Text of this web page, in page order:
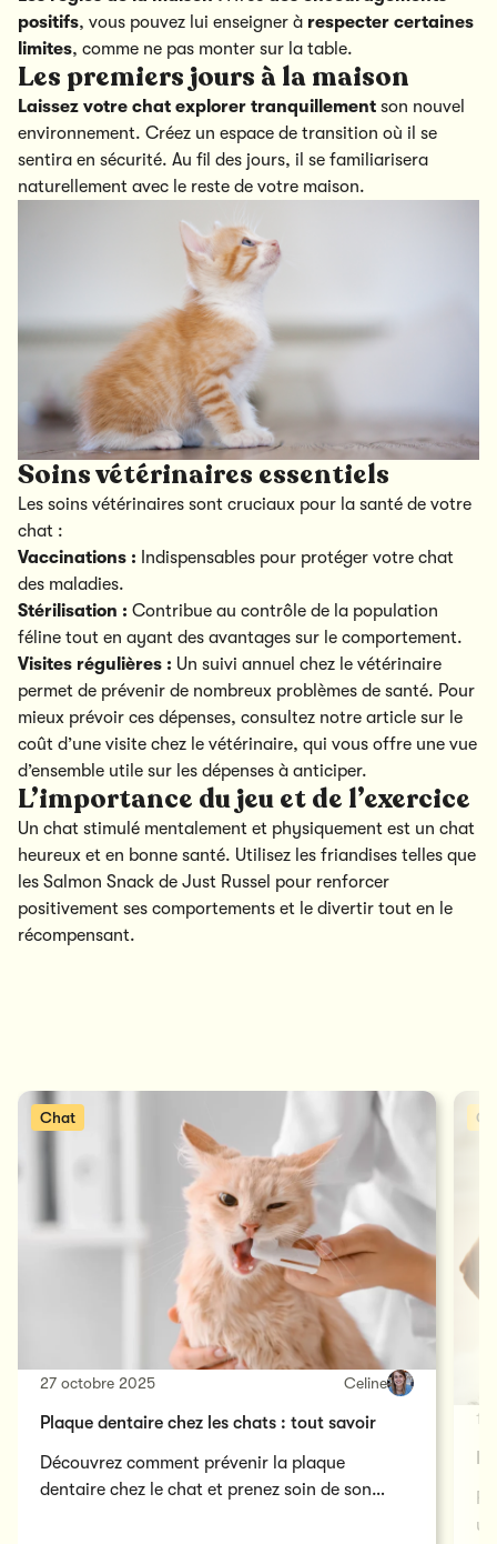
positifs, vous pouvez lui enseigner à respecter certaines
limites, comme ne pas monter sur la table.
Les premiers jours à la maison
Laissez votre chat explorer tranquillement son nouvel
environnement. Créez un espace de transition où il se
sentira en sécurité. Au fil des jours, il se familiarisera
naturellement avec le reste de votre maison.
Soins vétérinaires essentiels
Les soins vétérinaires sont cruciaux pour la santé de votre
chat :
Vaccinations : Indispensables pour protéger votre chat
des maladies.
Stérilisation : Contribue au contrôle de la population
féline tout en ayant des avantages sur le comportement.
Visites régulières : Un suivi annuel chez le vétérinaire
permet de prévenir de nombreux problèmes de santé. Pour
mieux prévoir ces dépenses, consultez notre article sur le
coût d’une visite chez le vétérinaire, qui vous offre une vue
d’ensemble utile sur les dépenses à anticiper.
L’importance du jeu et de l’exercice
Un chat stimulé mentalement et physiquement est un chat
heureux et en bonne santé. Utilisez les friandises telles que
les Salmon Snack de Just Russel pour renforcer
positivement ses comportements et le divertir tout en le
récompensant.
Chat
27 octobre 2025 Celine
Plaque dentaire chez les chats : tout savoir
Découvrez comment prévenir la plaque
dentaire chez le chat et prenez soin de son
12